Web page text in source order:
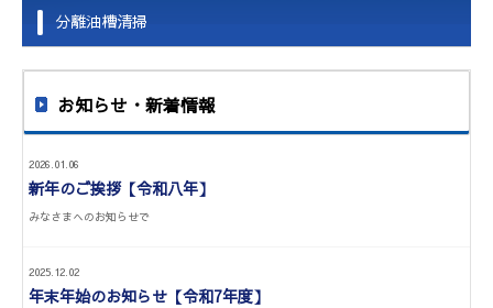
分離油槽清掃
お知らせ・新着情報
2026.01.06
新年のご挨拶【令和八年】
みなさまへのお知らせで
2025.12.02
年末年始のお知らせ【令和7年度】